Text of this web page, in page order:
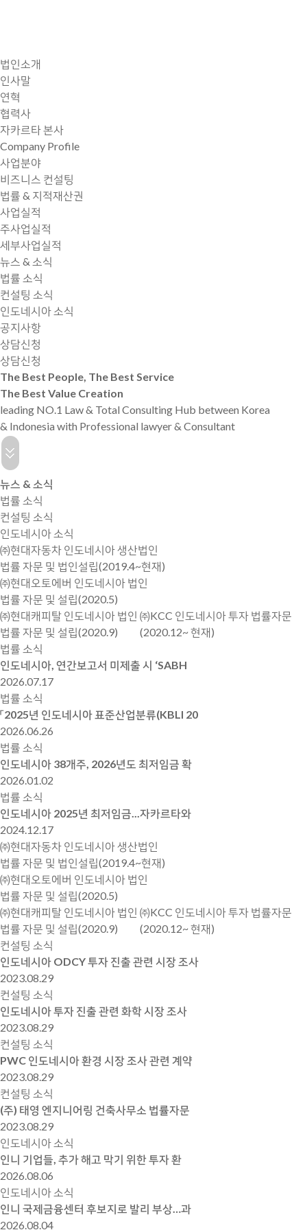
법인소개
인사말
연혁
협력사
자카르타 본사
Company Profile
사업분야
비즈니스 컨설팅
법률 & 지적재산권
사업실적
주사업실적
세부사업실적
뉴스 & 소식
법률 소식
컨설팅 소식
인도네시아 소식
공지사항
상담신청
상담신청
The Best People, The Best Service
The Best Value Creation
leading NO.1 Law & Total Consulting Hub between Korea
& Indonesia with Professional lawyer & Consultant
뉴스 & 소식
법률 소식
컨설팅 소식
인도네시아 소식
㈜현대자동차 인도네시아 생산법인
법률 자문 및 법인설립(2019.4~현재)
㈜현대오토에버 인도네시아 법인
법률 자문 및 설립(2020.5)
㈜현대캐피탈 인도네시아 법인
법률 자문 및 설립(2020.9)
㈜KCC 인도네시아 투자 법률자문
(2020.12~ 현재)
법률 소식
인도네시아, 연간보고서 미제출 시 ‘SABH
2026.07.17
법률 소식
「2025년 인도네시아 표준산업분류(KBLI 20
2026.06.26
법률 소식
인도네시아 38개주, 2026년도 최저임금 확
2026.01.02
법률 소식
인도네시아 2025년 최저임금...자카르타와
2024.12.17
㈜현대자동차 인도네시아 생산법인
법률 자문 및 법인설립(2019.4~현재)
㈜현대오토에버 인도네시아 법인
법률 자문 및 설립(2020.5)
㈜현대캐피탈 인도네시아 법인
법률 자문 및 설립(2020.9)
㈜KCC 인도네시아 투자 법률자문
(2020.12~ 현재)
컨설팅 소식
인도네시아 ODCY 투자 진출 관련 시장 조사
2023.08.29
컨설팅 소식
인도네시아 투자 진출 관련 화학 시장 조사
2023.08.29
컨설팅 소식
PWC 인도네시아 환경 시장 조사 관련 계약
2023.08.29
컨설팅 소식
(주) 태영 엔지니어링 건축사무소 법률자문
2023.08.29
인도네시아 소식
인니 기업들, 추가 해고 막기 위한 투자 환
2026.08.06
인도네시아 소식
인니 국제금융센터 후보지로 발리 부상…과
2026.08.04